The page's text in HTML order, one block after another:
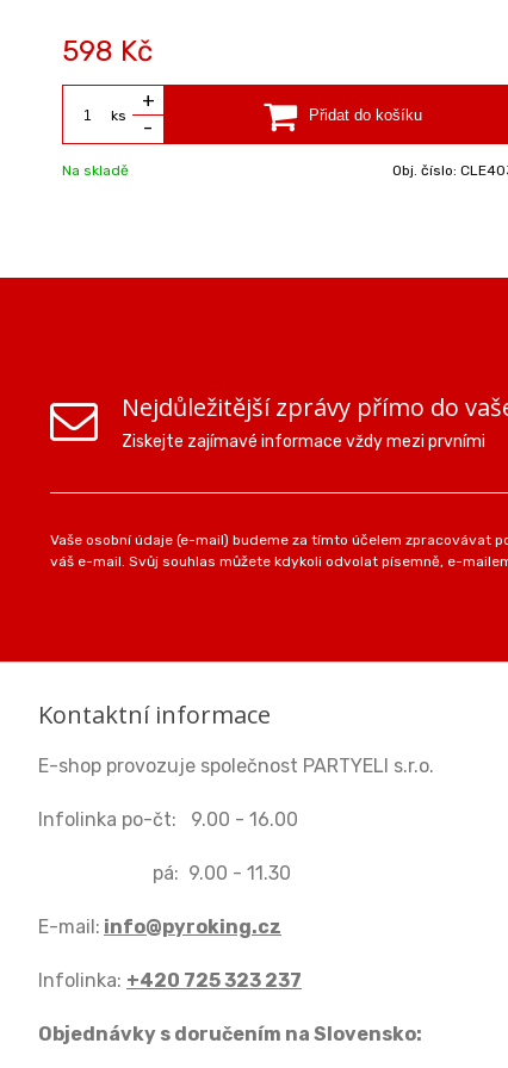
598 Kč
ks
+
-
Na skladě Obj. číslo:
Nejdůležitější zprávy přímo do
Ziskejte zajímavé informace vždy mezi prvními
Vaše osobní údaje (e-mail) budeme za tímto účelem zpracovávat
váš e-mail. Svůj souhlas můžete kdykoli odvolat písemně, e-
Kontaktní informace
E-shop provozuje společnost PARTYELI s.r.o.
Infolinka po-čt: 9.00 - 16.00
pá: 9.00 - 11.30
E-mail: info@pyroking.cz
Infolinka: +420 725 323 237
Objednávky s doručením na Slovensko: